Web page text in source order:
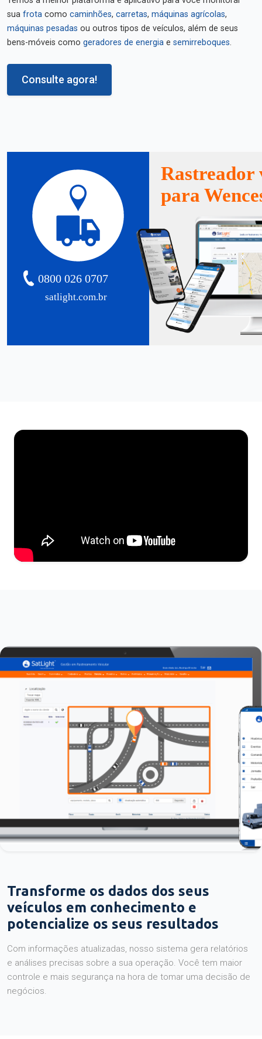
sua frota como caminhões, carretas, máquinas agrícolas,
máquinas pesadas ou outros tipos de veículos, além de seus
bens-móveis como geradores de energia e semirreboques.
Consulte agora!
satlight.com.br
0800 026 0707
Rastreador
para
Transforme os dados dos seus
veículos em conhecimento e
potencialize os seus resultados
Com informações atualizadas, nosso sistema gera relatórios
e análises precisas sobre a sua operação. Você tem maior
controle e mais segurança na hora de tomar uma decisão de
negócios.